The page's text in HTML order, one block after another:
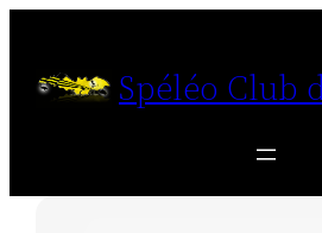
contenu
Spéléo Club